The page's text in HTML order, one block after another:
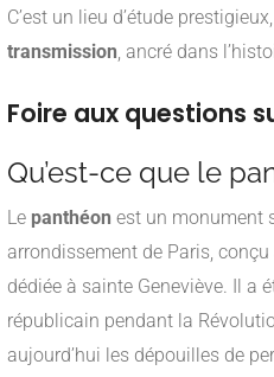
C’est un lieu d’étude
transmission, ancré dans
Foire aux questions
Qu’est-ce que le
Le panthéon est un monument
arrondissement de Paris,
dédiée à sainte Geneviève. Il a
républicain pendant la
aujourd’hui les dépouilles de